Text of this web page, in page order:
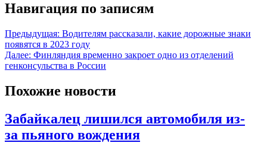
Навигация по записям
Предыдущая: Водителям рассказали, какие дорожные знаки
появятся в 2023 году
Далее: Финляндия временно закроет одно из отделений
генконсульства в России
Похожие новости
Забайкалец лишился автомобиля из-
за пьяного вождения